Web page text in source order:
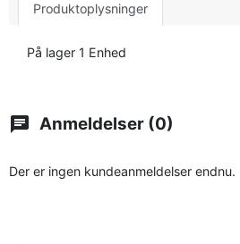
Produktoplysninger
På lager 1 Enhed
chat Anmeldelser (0)
Der er ingen kundeanmeldelser endnu.